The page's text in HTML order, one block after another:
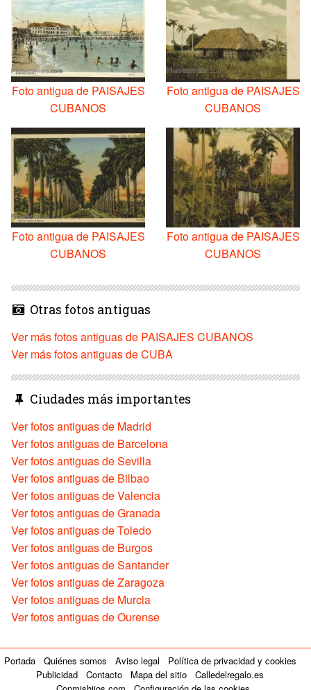
Foto antigua de PAISAJES
CUBANOS
Foto antigua de PAISAJES
CUBANOS
Foto antigua de PAISAJES
CUBANOS
Foto antigua de PAISAJES
CUBANOS
Otras fotos antiguas
Ver más fotos antiguas de PAISAJES CUBANOS
Ver más fotos antiguas de CUBA
Ciudades más importantes
Ver fotos antiguas de Madrid
Ver fotos antiguas de Barcelona
Ver fotos antiguas de Sevilla
Ver fotos antiguas de Bilbao
Ver fotos antiguas de Valencia
Ver fotos antiguas de Granada
Ver fotos antiguas de Toledo
Ver fotos antiguas de Burgos
Ver fotos antiguas de Santander
Ver fotos antiguas de Zaragoza
Ver fotos antiguas de Murcia
Ver fotos antiguas de Ourense
Portada Quiénes somos Aviso legal
Política de privacidad y cookies
Publicidad
Contacto Mapa del sitio
Calledelregalo.es